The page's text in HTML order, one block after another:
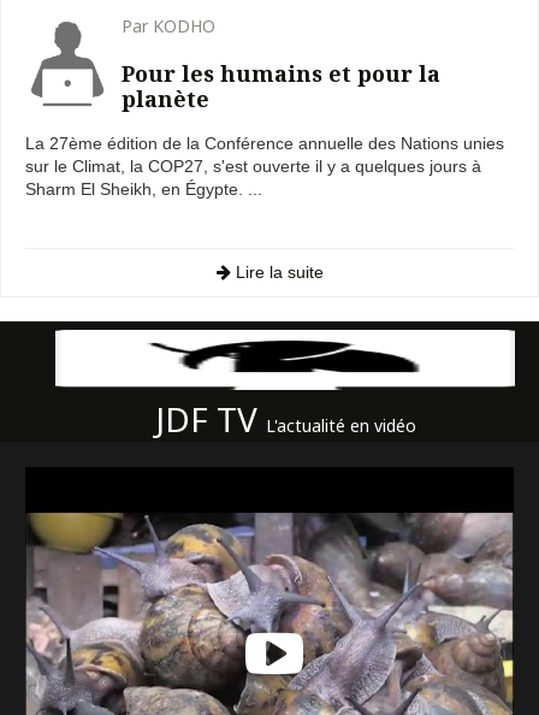
Par KODHO
Pour les humains et pour la
planète
La 27ème édition de la Conférence annuelle des Nations unies
sur le Climat, la COP27, s'est ouverte il y a quelques jours à
Sharm El Sheikh, en Égypte. ...
Lire la suite
JDF TV L'actualité en vidéo